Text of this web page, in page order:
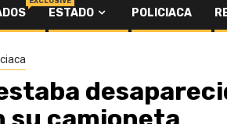
ESTADO POLICIACA